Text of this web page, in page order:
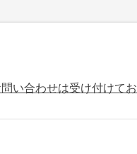
い合わせは受け付けてお